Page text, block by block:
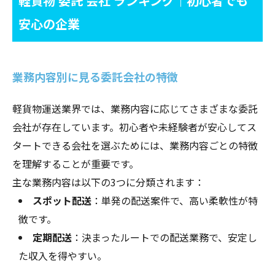
安心の企業
業務内容別に見る委託会社の特徴
軽貨物運送業界では、業務内容に応じてさまざまな委託
会社が存在しています。初心者や未経験者が安心してス
タートできる会社を選ぶためには、業務内容ごとの特徴
を理解することが重要です。
主な業務内容は以下の3つに分類されます：
スポット配送：単発の配送案件で、高い柔軟性が特
徴です。
定期配送：決まったルートでの配送業務で、安定し
た収入を得やすい。